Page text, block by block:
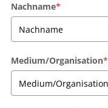
Nachname*
Medium/Organisation*